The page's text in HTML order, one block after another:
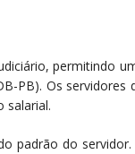
permitindo
PB). Os servidores
salarial.
padrão do servidor.